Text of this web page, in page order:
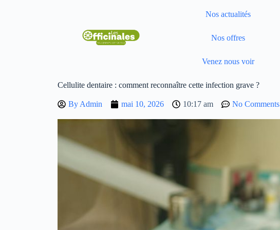
Nos actualités
Nos offres
Venez nous voir
Cellulite dentaire : comment reconnaître cette infection grave ?
By Admin mai 10, 2026 10:17 am No Comments